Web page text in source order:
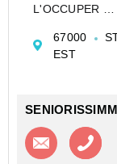
L'OCCUPER
ETUDIANTE
67000
EST